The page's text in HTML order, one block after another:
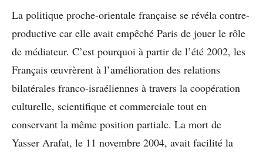
La politique proche-orientale française se révéla contre-
productive car elle avait empêché Paris de jouer le rôle
de médiateur. C’est pourquoi à partir de l’été 2002, les
Français œuvrèrent à l’amélioration des relations
bilatérales franco-israéliennes à travers la coopération
culturelle, scientifique et commerciale tout en
conservant la même position partiale. La mort de
Yasser Arafat, le 11 novembre 2004, avait facilité la